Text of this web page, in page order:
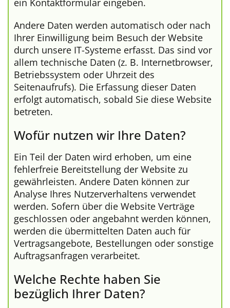
Andere Daten werden automatisch oder nach
Ihrer Einwilligung beim Besuch der Website
durch unsere IT-Systeme erfasst. Das sind vor
allem technische Daten (z. B. Internetbrowser,
Betriebssystem oder Uhrzeit des
Seitenaufrufs). Die Erfassung dieser Daten
erfolgt automatisch, sobald Sie diese Website
betreten.
Wofür nutzen wir Ihre Daten?
Ein Teil der Daten wird erhoben, um eine
fehlerfreie Bereitstellung der Website zu
gewährleisten. Andere Daten können zur
Analyse Ihres Nutzerverhaltens verwendet
werden. Sofern über die Website Verträge
geschlossen oder angebahnt werden können,
werden die übermittelten Daten auch für
Vertragsangebote, Bestellungen oder sonstige
Auftragsanfragen verarbeitet.
Welche Rechte haben Sie
bezüglich Ihrer Daten?